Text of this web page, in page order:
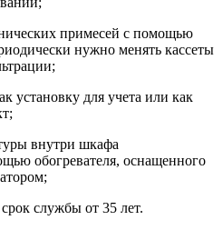
примесей с помощью
нужно менять кассеты
установку для учета или как
внутри шкафа
обогревателя, оснащенного
службы от 35 лет.